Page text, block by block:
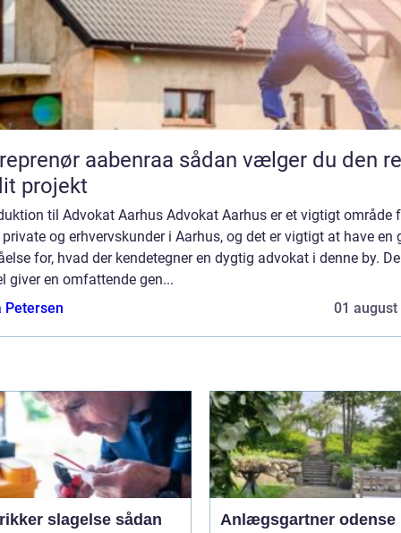
aabenraa sådan vælger du den rette
projekt
til Advokat Aarhus Advokat Aarhus er et vigtigt område
og erhvervskunder i Aarhus, og det er vigtigt at have en
for, hvad der kendetegner en dygtig advokat i denne by.
giver en omfattende gen...
Petersen
01 august
slagelse sådan
Anlægsgartner odense